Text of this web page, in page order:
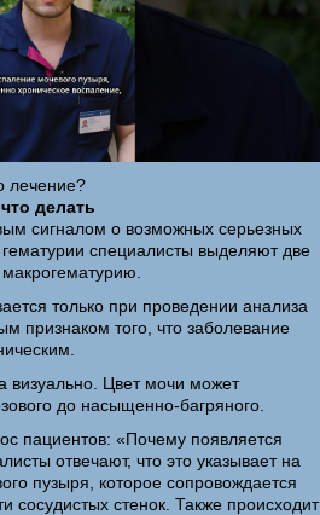
лечение?
делать
сигналом о возможных серьезных
специалисты выделяют две
только при проведении анализа
признаком того, что заболевание
визуально. Цвет мочи может
до насыщенно-багряного.
пациентов: «Почему появляется
отвечают, что это указывает на
пузыря, которое сопровождается
сосудистых стенок. Также происходит